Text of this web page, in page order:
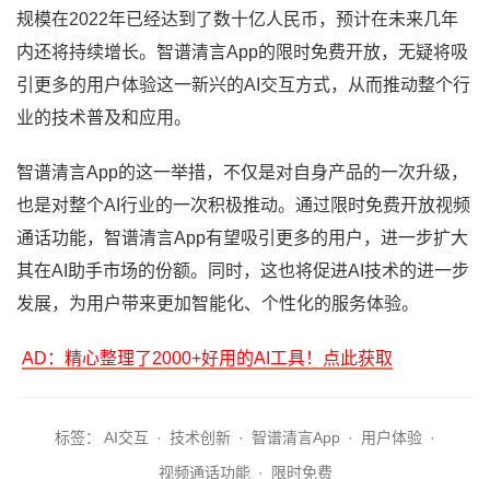
规模在2022年已经达到了数十亿人民币，预计在未来几年
内还将持续增长。智谱清言App的限时免费开放，无疑将吸
引更多的用户体验这一新兴的AI交互方式，从而推动整个行
业的技术普及和应用。
智谱清言App的这一举措，不仅是对自身产品的一次升级，
也是对整个AI行业的一次积极推动。通过限时免费开放视频
通话功能，智谱清言App有望吸引更多的用户，进一步扩大
其在AI助手市场的份额。同时，这也将促进AI技术的进一步
发展，为用户带来更加智能化、个性化的服务体验。
AD：精心整理了2000+好用的AI工具！点此获取
标签： AI交互 · 技术创新 · 智谱清言App · 用户体验 ·
视频通话功能 · 限时免费